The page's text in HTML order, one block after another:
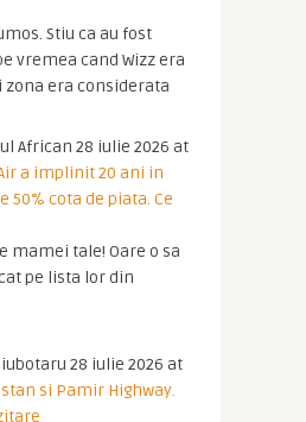
Stiu ca au fost
vremea cand Wizz era
zona era considerata
African 28 iulie 2026 at
a implinit 20 ani in
50% cota de piata. Ce
mamei tale! Oare o sa
pe lista lor din
28 iulie 2026 at
si Pamir Highway.